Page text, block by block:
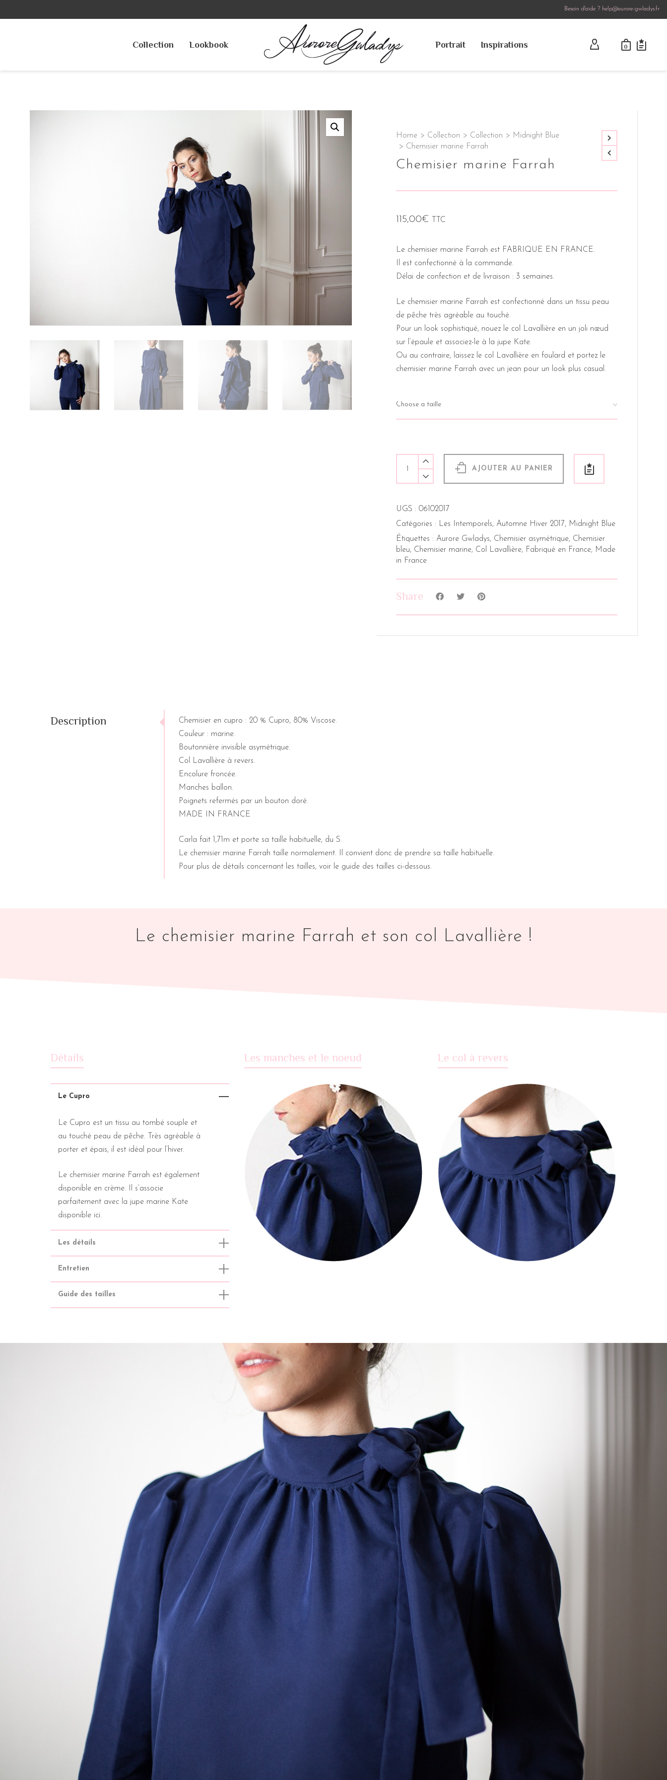
Besoin d'aide ? help@aurore-gwladys.fr
Collection Lookbook Portrait Inspirations 0
Home > Collection > Collection > Midnight Blue
> Chemisier marine Farrah
Chemisier marine Farrah
115,00€ TTC
Le chemisier marine Farrah est FABRIQUE EN FRANCE.
Il est confectionné à la commande.
Délai de confection et de livraison : 3 semaines.
Le chemisier marine Farrah est confectionné dans un tissu peau
de pêche très agréable au touché.
Pour un look sophistiqué, nouez le col Lavallière en un joli nœud
sur l’épaule et associez-le à la jupe Kate.
Ou au contraire, laissez le col Lavallière en foulard et portez le
chemisier marine Farrah avec un jean pour un look plus casual.
AJOUTER AU PANIER
UGS : 06102017
Catégories : Les Intemporels, Automne Hiver 2017, Midnight Blue
Étiquettes : Aurore Gwladys, Chemisier asymétrique, Chemisier
bleu, Chemisier marine, Col Lavallière, Fabriqué en France, Made
in France
Share
Description
Chemisier en cupro : 20 % Cupro, 80% Viscose.
Couleur : marine.
Boutonnière invisible asymétrique.
Col Lavallière à revers.
Encolure froncée.
Manches ballon.
Poignets refermés par un bouton doré.
MADE IN FRANCE
Carla fait 1,71m et porte sa taille habituelle, du S.
Le chemisier marine Farrah taille normalement. Il convient donc de prendre sa taille habituelle.
Pour plus de détails concernant les tailles, voir le guide des tailles ci-dessous.
Le chemisier marine Farrah et son col Lavallière !
Détails
Le Cupro
Le Cupro est un tissu au tombé souple et
au touché peau de pêche. Très agréable à
porter et épais, il est idéal pour l’hiver.
Le chemisier marine Farrah est également
disponible en crème. Il s’associe
parfaitement avec la jupe marine Kate
disponible ici.
Les détails
Entretien
Guide des tailles
Les manches et le noeud Le col à revers